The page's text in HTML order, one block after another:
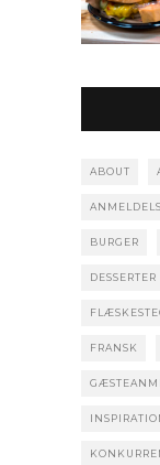
ABOUT
BURGER
DESSERTER
FRANSK